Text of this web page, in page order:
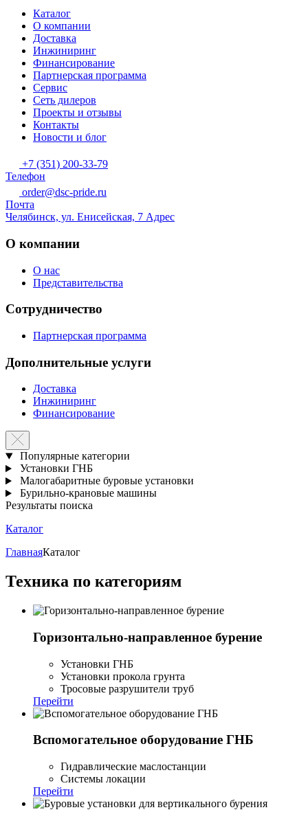
Каталог
О компании
Доставка
Инжиниринг
Финансирование
Партнерская программа
Сервис
Сеть дилеров
Проекты и отзывы
Контакты
Новости и блог
+7 (351) 200-33-79
Телефон
order@dsc-pride.ru
Почта
Челябинск, ул. Енисейская, 7 Адрес
О компании
О нас
Представительства
Сотрудничество
Партнерская программа
Дополнительные услуги
Доставка
Инжиниринг
Финансирование
Популярные категории
Установки ГНБ
Малогабаритные буровые установки
Бурильно-крановые машины
Результаты поиска
Каталог
ГлавнаяКаталог
Техника по категориям
Горизонтально-направленное бурение
Установки ГНБ
Установки прокола грунта
Тросовые разрушители труб
Перейти
Вспомогательное оборудование ГНБ
Гидравлические маслостанции
Системы локации
Перейти